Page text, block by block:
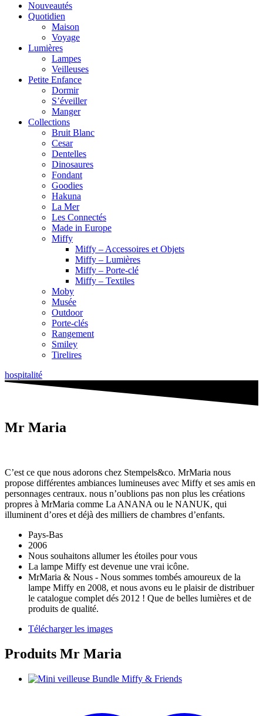
Nouveautés
Quotidien
Maison
Voyage
Lumières
Lampes
Veilleuses
Petite Enfance
Dormir
S’éveiller
Manger
Collections
Bruit Blanc
Cesar
Dentelles
Dinosaures
Fondant
Goodies
Hakuna
La Mer
Les Connectés
Made in Europe
Miffy
Miffy – Accessoires et Objets
Miffy – Lumières
Miffy – Porte-clé
Miffy – Textiles
Moby
Musée
Outdoor
Porte-clés
Rangement
Smiley
Tirelires
hospitalité
Mr Maria
C’est ce que nous adorons chez Stempels&co. MrMaria nous
propose différentes ambiances lumineuses avec Miffy et ses amis en
personnages centraux. nous n’oublions pas non plus les créations
propres à MrMaria comme La ANANA ou le NANUK, qui
illuminent d’ores et déjà des milliers de chambres d’enfants.
Pays-Bas
2006
Nous souhaitons allumer les étoiles pour vous
La lampe Miffy est devenue une vrai icône.
MrMaria & Nous - Nous sommes tombés amoureux de la
lampe Miffy en 2008, et nous avons eu le plaisir de distribuer
le catalogue complet dés 2012 ! Que de belles lumières et de
produits de qualité.
Télécharger les images
Produits Mr Maria